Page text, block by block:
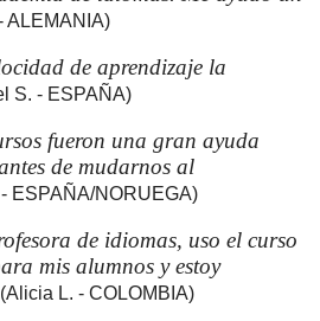
ALEMANIA)
de aprendizaje la
S. - ESPAÑA)
fueron una gran ayuda
de mudarnos al
ESPAÑA/NORUEGA)
de idiomas, uso el curso
mis alumnos y estoy
(Alicia L. - COLOMBIA)